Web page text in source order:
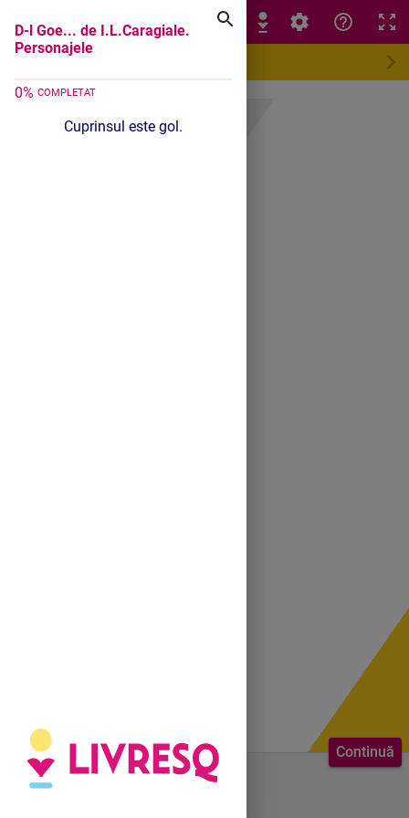
D-l Goe... de I.L.Caragiale.
Personajele
0% COMPLETAT
Cuprinsul este gol.
Bine ai venit.
Continuă
D-l Goe... de I.L.Caragiale. Personajele